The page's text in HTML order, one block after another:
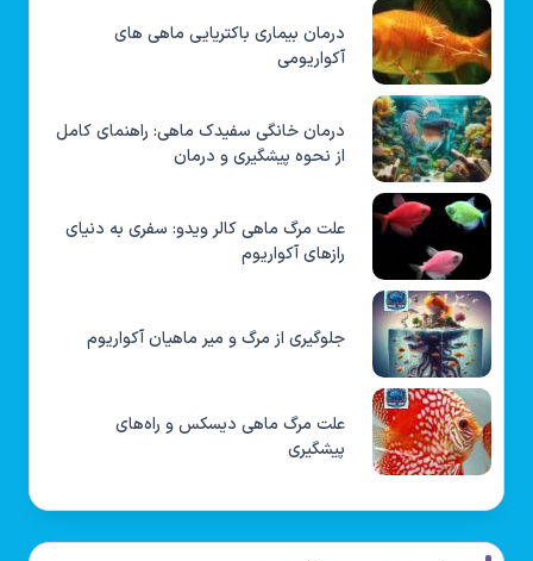
درمان بیماری باکتریایی ماهی های
آکواریومی
درمان خانگی سفیدک ماهی: راهنمای کامل
از نحوه پیشگیری و درمان
علت مرگ ماهی کالر ویدو: سفری به دنیای
رازهای آکواریوم
جلوگیری از مرگ و میر ماهیان آکواریوم
علت مرگ ماهی دیسکس و راه‌های
پیشگیری